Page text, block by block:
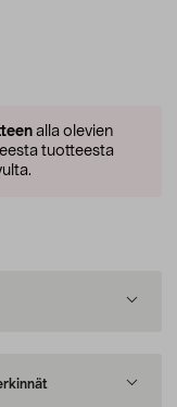
alla olevien
tuotteesta